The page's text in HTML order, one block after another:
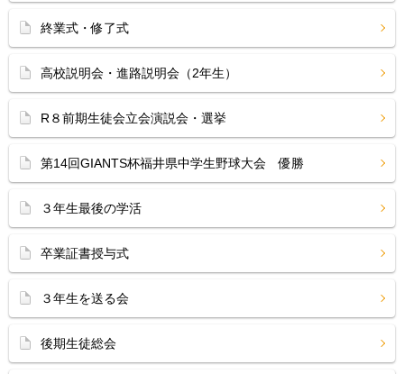
終業式・修了式
高校説明会・進路説明会（2年生）
R８前期生徒会立会演説会・選挙
第14回GIANTS杯福井県中学生野球大会 優勝
３年生最後の学活
卒業証書授与式
３年生を送る会
後期生徒総会